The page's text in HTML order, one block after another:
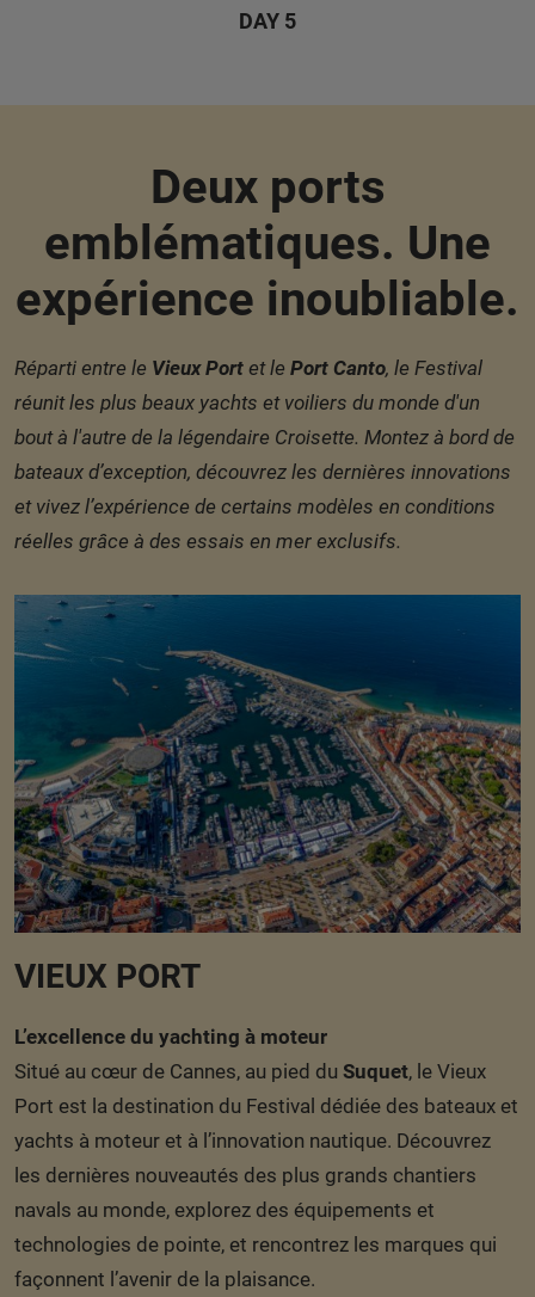
DAY 5
Deux ports
emblématiques. Une
expérience inoubliable.
Réparti entre le Vieux Port et le Port Canto, le Festival
réunit les plus beaux yachts et voiliers du monde d'un
bout à l'autre de la légendaire Croisette. Montez à bord de
bateaux d’exception, découvrez les dernières innovations
et vivez l’expérience de certains modèles en conditions
réelles grâce à des essais en mer exclusifs.
VIEUX PORT
L’excellence du yachting à moteur
Situé au cœur de Cannes, au pied du Suquet, le Vieux
Port est la destination du Festival dédiée des bateaux et
yachts à moteur et à l’innovation nautique. Découvrez
les dernières nouveautés des plus grands chantiers
navals au monde, explorez des équipements et
technologies de pointe, et rencontrez les marques qui
façonnent l’avenir de la plaisance.